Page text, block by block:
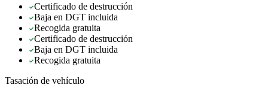
Certificado de destrucción
Baja en DGT incluida
Recogida gratuita
Certificado de destrucción
Baja en DGT incluida
Recogida gratuita
Tasación de vehículo